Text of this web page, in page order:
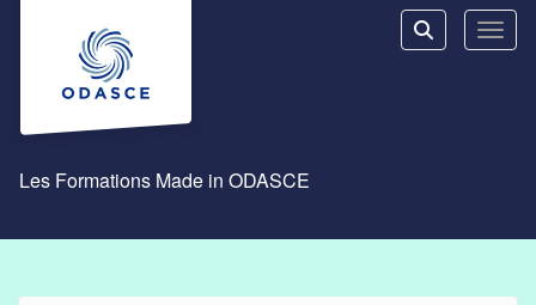
Aller au menu principal
Aller au contenu principal
Personnaliser l'interface
Rechercher
Les Formations Made in ODASCE